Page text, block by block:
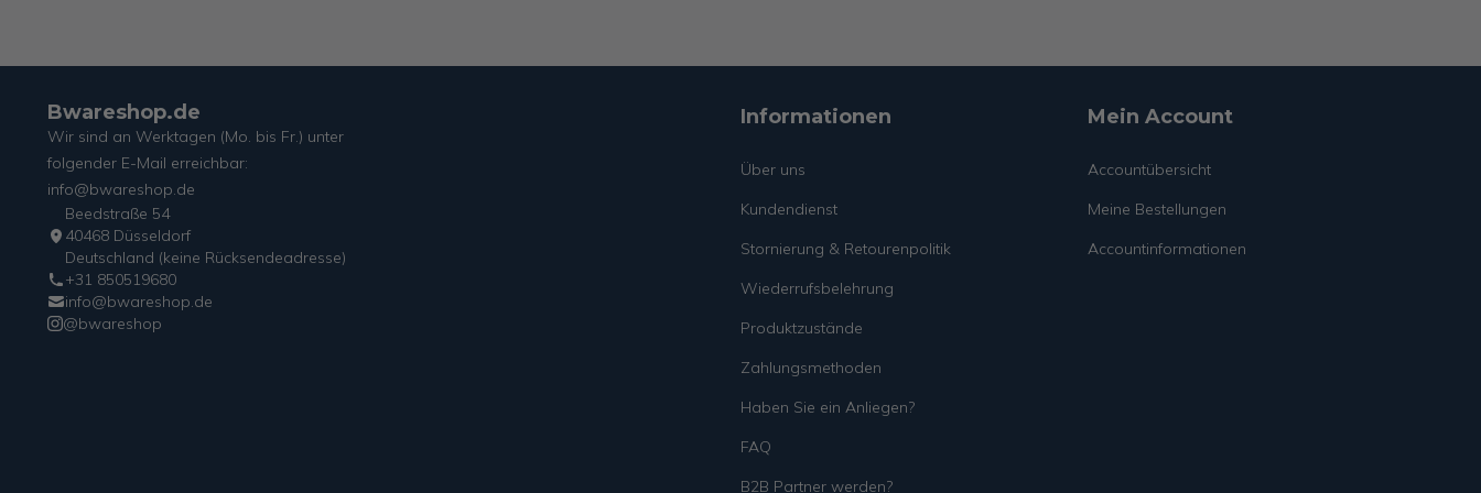
Bwareshop.de
Wir sind an Werktagen (Mo. bis Fr.) unter
folgender E-Mail erreichbar:
info@bwareshop.de
Beedstraße 54
40468 Düsseldorf
Deutschland (keine Rücksendeadresse)
+31 850519680
info@bwareshop.de
@bwareshop
Informationen
Über uns
Kundendienst
Stornierung & Retourenpolitik
Wiederrufsbelehrung
Produktzustände
Zahlungsmethoden
Haben Sie ein Anliegen?
FAQ
B2B Partner werden?
Mein Account
Accountübersicht
Meine Bestellungen
Accountinformationen